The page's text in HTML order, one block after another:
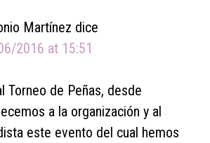
Martínez dice
2016 at 15:51
Torneo de Peñas, desde
a la organización y al
este evento del cual hemos